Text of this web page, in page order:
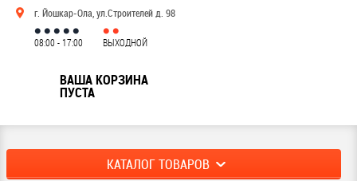
г. Йошкар-Ола, ул.Строителей д. 98
08:00 - 17:00 ВЫХОДНОЙ
ВАША КОРЗИНА
ПУСТА
КАТАЛОГ ТОВАРОВ